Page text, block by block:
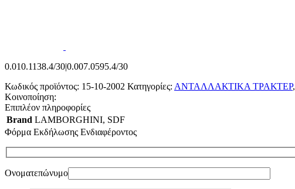
0.010.1138.4/30|0.007.0595.4/30
Κωδικός προϊόντος: 15-10-2002 Κατηγορίες: ΑΝΤΑΛΛΑΚΤΙΚΑ ΤΡΑΚΤΕΡ,
Κοινοποίηση:
Επιπλέον πληροφορίες
Brand LAMBORGHINI, SDF
Φόρμα Εκδήλωσης Ενδιαφέροντος
Ονοματεπώνυμο